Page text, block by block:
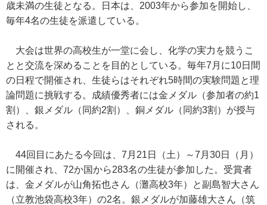
歳未満の生徒となる。日本は、2003年から参加を開始し、
毎年4名の生徒を派遣している。
大会は世界の高校生が一堂に会し、化学の実力を競うこ
とと交流を深めることを目的としている。毎年7月に10日間
の日程で開催され、生徒らはそれぞれ5時間の実験問題と理
論問題に挑戦する。成績優秀者には金メダル（参加者の約1
割）、銀メダル（同約2割）、銅メダル（同約3割）が授与
される。
44回目にあたる今回は、7月21日（土）～7月30日（月）
に開催され、72か国から283名の生徒が参加した。受賞者
は、金メダルが山角拓也さん（灘高校3年）と副島智大さん
（立教池袋高校3年）の2名。銀メダルが加藤雄大さん（筑